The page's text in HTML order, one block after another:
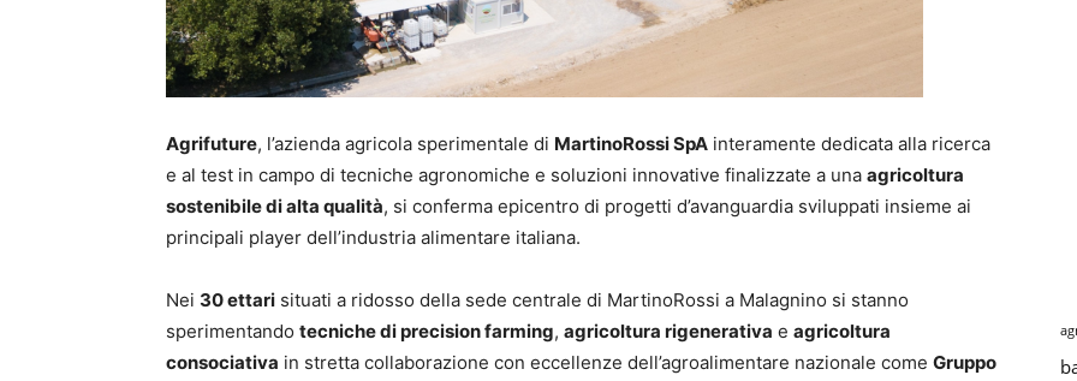
Agrifuture, l’azienda agricola sperimentale di MartinoRossi SpA interamente dedicata alla ricerca
e al test in campo di tecniche agronomiche e soluzioni innovative finalizzate a una agricoltura
sostenibile di alta qualità, si conferma epicentro di progetti d’avanguardia sviluppati insieme ai
principali player dell’industria alimentare italiana.
Nei 30 ettari situati a ridosso della sede centrale di MartinoRossi a Malagnino si stanno
sperimentando tecniche di precision farming, agricoltura rigenerativa e agricoltura
consociativa in stretta collaborazione con eccellenze dell’agroalimentare nazionale come Gruppo